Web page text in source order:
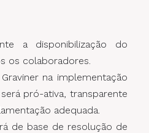
a disponibilização do
os colaboradores.
na implementação
pró-ativa, transparente
adequada.
de base de resolução de